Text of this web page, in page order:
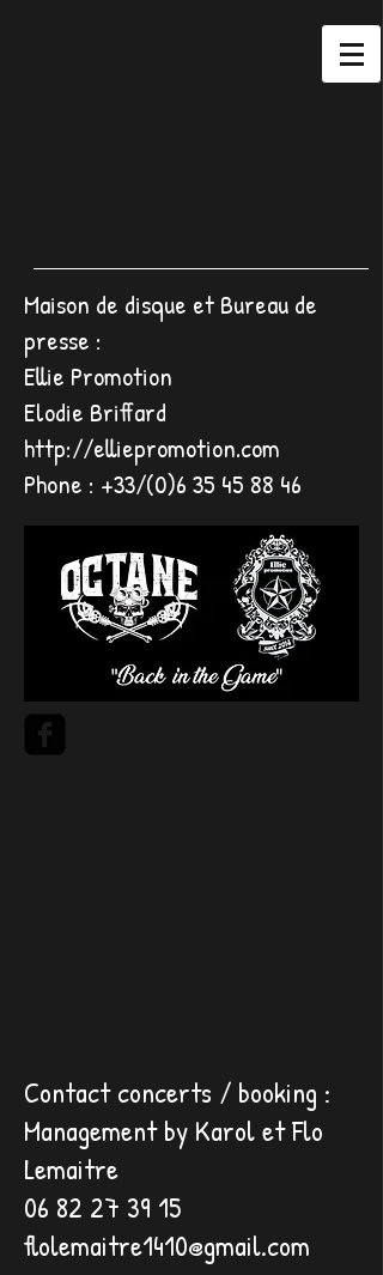
Maison de disque et Bureau de
presse :
Ellie Promotion
Elodie Briffard
http://elliepromotion.com
Phone : +33/(0)6 35 45 88 46
Contact concerts / booking :
Management by Karol et Flo
Lemaitre
06 82 27 39 15
flolemaitre1410@gmail.com